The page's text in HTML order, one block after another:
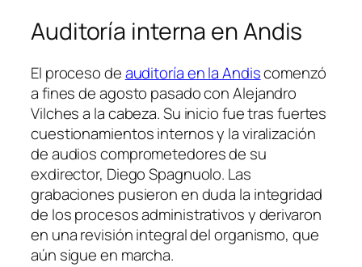
Auditoría interna en Andis
El proceso deauditoría en la Andiscomenzó
a fines de agosto pasado con Alejandro
Vilches a la cabeza. Su inicio fue tras fuertes
cuestionamientos internos y la viralización
de audios comprometedores de su
exdirector, Diego Spagnuolo. Las
grabaciones pusieron en duda la integridad
de los procesos administrativos y derivaron
en una revisión integral del organismo, que
aún sigue en marcha.